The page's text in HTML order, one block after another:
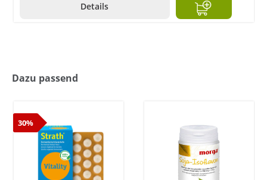
Details
Dazu passend
30%